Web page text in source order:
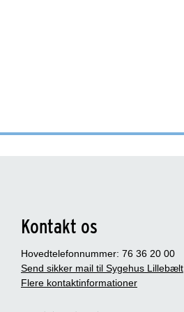
Kontakt os
Hovedtelefonnummer: 76 36 20 00
Send sikker mail til Sygehus Lillebælt
Flere kontaktinformationer